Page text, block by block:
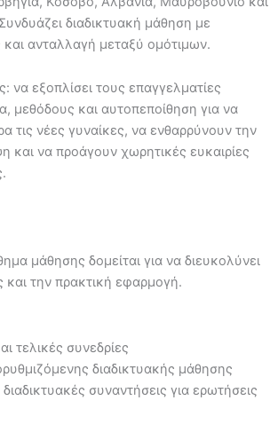
διαδικτυακή μάθηση με
και ανταλλαγή μεταξύ ομότιμων.
να εξοπλίσει τους επαγγελματίες
μεθόδους και αυτοπεποίθηση για να
τις νέες γυναίκες, να ενθαρρύνουν την
και να προάγουν χωρητικές ευκαιρίες
μάθησης δομείται για να διευκολύνει
την πρακτική εφαρμογή.
τελικές συνεδρίες
διαδικτυακής μάθησης
συναντήσεις για ερωτήσεις